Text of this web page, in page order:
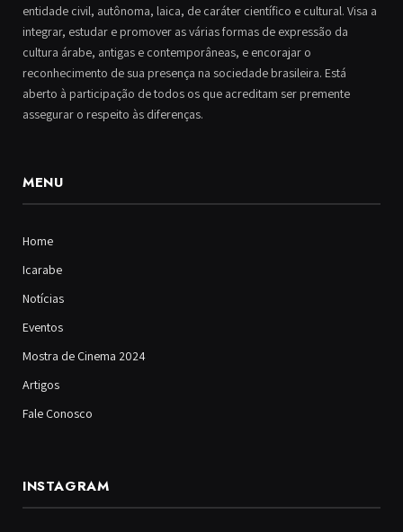
entidade civil, autônoma, laica, de caráter científico e cultural. Visa a
integrar, estudar e promover as várias formas de expressão da
cultura árabe, antigas e contemporâneas, e encorajar o
reconhecimento de sua presença na sociedade brasileira. Está
aberto à participação de todos os que acreditam ser premente
assegurar o respeito às diferenças.
MENU
Home
Icarabe
Notícias
Eventos
Mostra de Cinema 2024
Artigos
Fale Conosco
INSTAGRAM